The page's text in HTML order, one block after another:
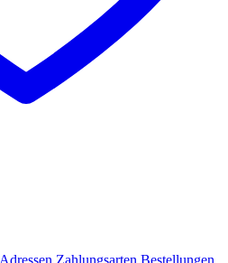
Adressen Zahlungsarten Bestellungen